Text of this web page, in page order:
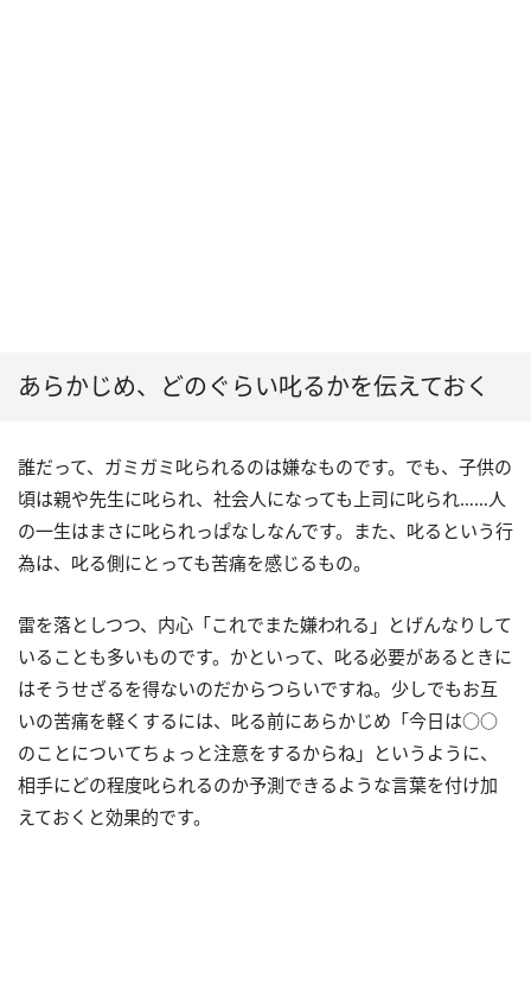
あらかじめ、どのぐらい叱るかを伝えておく
誰だって、ガミガミ叱られるのは嫌なものです。でも、子供の
頃は親や先生に叱られ、社会人になっても上司に叱られ……人
の一生はまさに叱られっぱなしなんです。また、叱るという行
為は、叱る側にとっても苦痛を感じるもの。
雷を落としつつ、内心「これでまた嫌われる」とげんなりして
いることも多いものです。かといって、叱る必要があるときに
はそうせざるを得ないのだからつらいですね。少しでもお互
いの苦痛を軽くするには、叱る前にあらかじめ「今日は○○
のことについてちょっと注意をするからね」というように、
相手にどの程度叱られるのか予測できるような言葉を付け加
えておくと効果的です。